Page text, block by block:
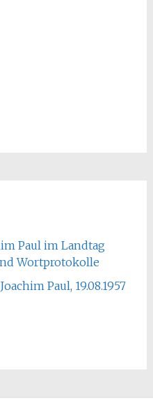
Paul im Landtag
Wortprotokolle
Paul, 19.08.1957